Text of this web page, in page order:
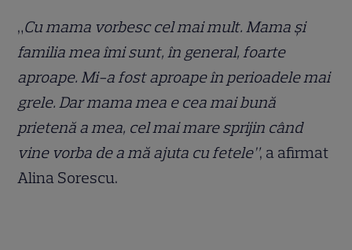
„Cu mama vorbesc cel mai mult. Mama și
familia mea îmi sunt, în general, foarte
aproape. Mi-a fost aproape în perioadele mai
grele. Dar mama mea e cea mai bună
prietenă a mea, cel mai mare sprijin când
vine vorba de a mă ajuta cu fetele”, a afirmat
Alina Sorescu.